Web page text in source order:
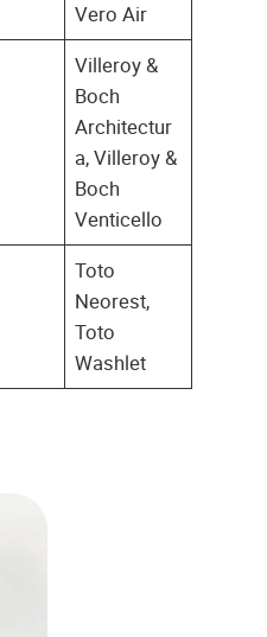
Vero Air
Villeroy &
Boch
Architectur
a, Villeroy &
Boch
Venticello
Toto
Neorest,
Toto
Washlet